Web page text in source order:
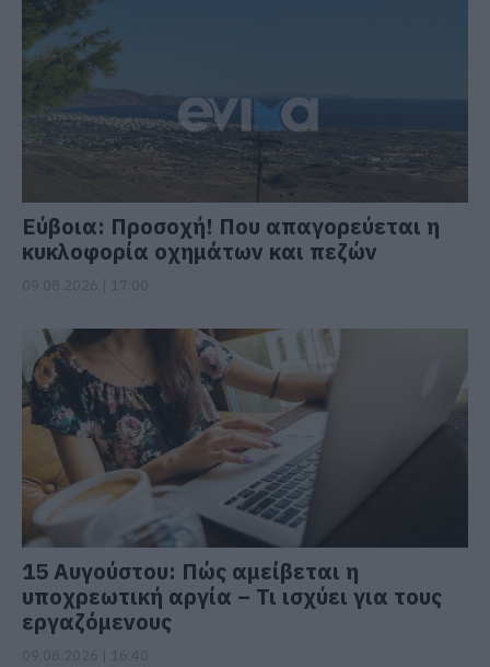
Εύβοια: Προσοχή! Που απαγορεύεται η
κυκλοφορία οχημάτων και πεζών
15 Αυγούστου: Πώς αμείβεται η
υποχρεωτική αργία – Τι ισχύει για τους
εργαζόμενους